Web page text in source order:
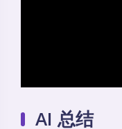
AI 总结